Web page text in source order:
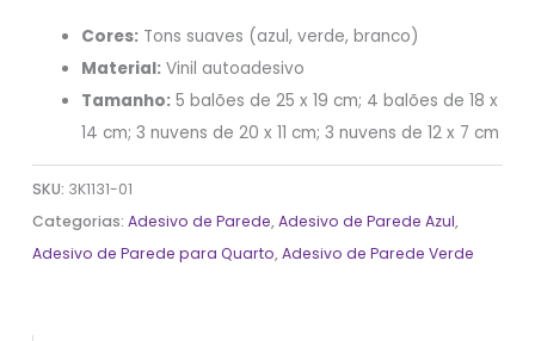
Cores: Tons suaves (azul, verde, branco)
Material: Vinil autoadesivo
Tamanho: 5 balões de 25 x 19 cm; 4 balões de 18 x
14 cm; 3 nuvens de 20 x 11 cm; 3 nuvens de 12 x 7 cm
SKU: 3K1131-01
Categorias:Adesivo de Parede,Adesivo de Parede Azul,
Adesivo de Parede para Quarto,Adesivo de Parede Verde